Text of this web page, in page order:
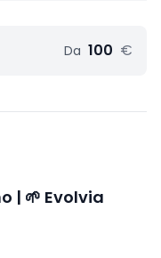
Da 100 €
| 🌱 Evolvia